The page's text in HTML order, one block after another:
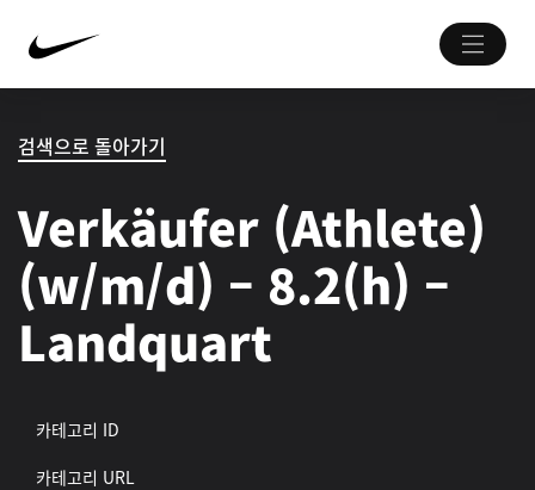
검색으로 돌아가기
Verkäufer (Athlete)
(w/m/d) – 8.2(h) –
Landquart
카테고리 ID
카테고리 URL